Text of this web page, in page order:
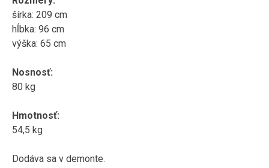
šírka: 209 cm
hĺbka: 96 cm
výška: 65 cm
Nosnosť:
80 kg
Hmotnosť:
54,5 kg
Dodáva sa v demonte.